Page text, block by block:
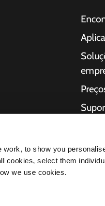
to show you
cookies, select them
we use cookies.
nos